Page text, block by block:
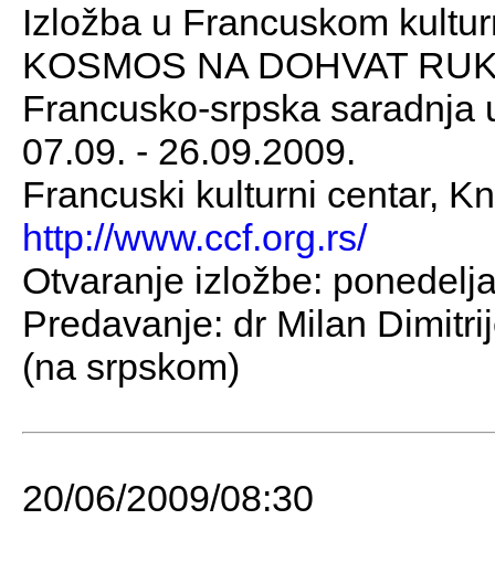
Izložba u Francuskom
KOSMOS NA DOHVAT
Francusko-srpska saradnja
07.09. - 26.09.2009.
Francuski kulturni centar,
http://www.ccf.org.rs/
Otvaranje izložbe:
Predavanje: dr Milan
(na srpskom)
20/06/2009/08:30